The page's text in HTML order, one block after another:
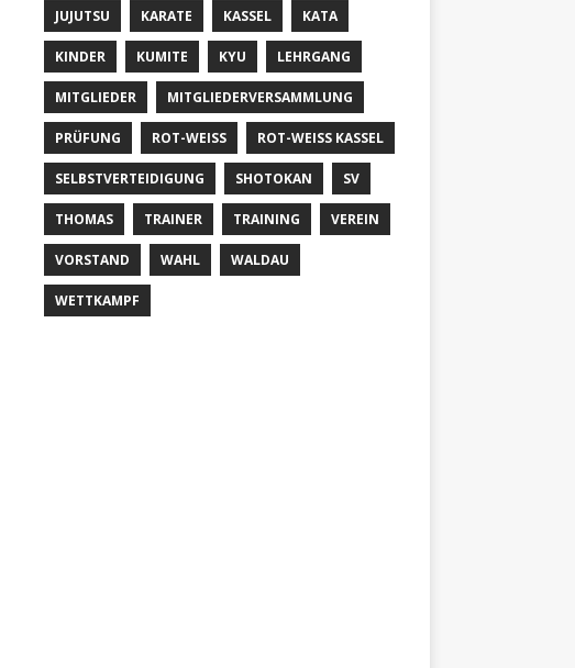
JUJUTSU KARATE KASSEL KATA
KINDER KUMITE KYU LEHRGANG
MITGLIEDER MITGLIEDERVERSAMMLUNG
PRÜFUNG ROT-WEISS ROT-WEISS KASSEL
SELBSTVERTEIDIGUNG SHOTOKAN SV
THOMAS TRAINER TRAINING VEREIN
VORSTAND WAHL WALDAU
WETTKAMPF